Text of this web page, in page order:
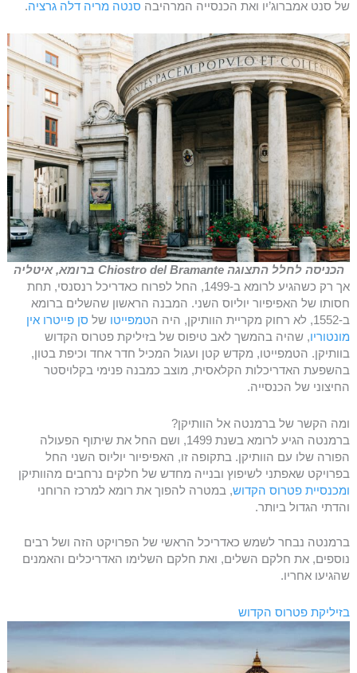
של סנט אמברוג’יו ואת הכנסייה המרהיבה סנטה מריה דלה גרציה.
הכניסה לחלל התצוגה Chiostro del Bramante ברומא, איטליה
אך רק כשהגיע לרומא ב-1499, החל לפרוח כאדריכל רנסנסי, תחת
חסותו של האפיפיור יוליוס השני. המבנה הראשון שהשלים ברומא
ב-1552, לא רחוק מקריית הוותיקן, היה ה
טמפייטו של סן פייטרו אין
מונטוריו, שהיה בהמשך לאב טיפוס של בזיליקת פטרוס הקדוש
בוותיקן. הטמפייטו, מקדש קטן ועגול המכיל חדר אחד וכיפת בטון,
בהשפעת האדריכלות הקלאסית, מוצב כמבנה פנימי בקלויסטר
החיצוני של הכנסייה.
ומה הקשר של ברמנטה אל הוותיקן?
ברמנטה הגיע לרומא בשנת 1499, ושם החל את שיתוף הפעולה
הפורה שלו עם הוותיקן. בתקופה זו, האפיפיור יוליוס השני החל
בפרויקט שאפתני לשיפוץ ובנייה מחדש של חלקים נרחבים מהוותיקן
ומכנסיית פטרוס הקדוש, במטרה להפוך את רומא למרכז הרוחני
והדתי הגדול ביותר.
ברמנטה נבחר לשמש כאדריכל הראשי של הפרויקט הזה ושל רבים
נוספים, את חלקם השלים, ואת חלקם השלימו האדריכלים והאמנים
שהגיעו אחריו.
בזיליקת פטרוס הקדוש